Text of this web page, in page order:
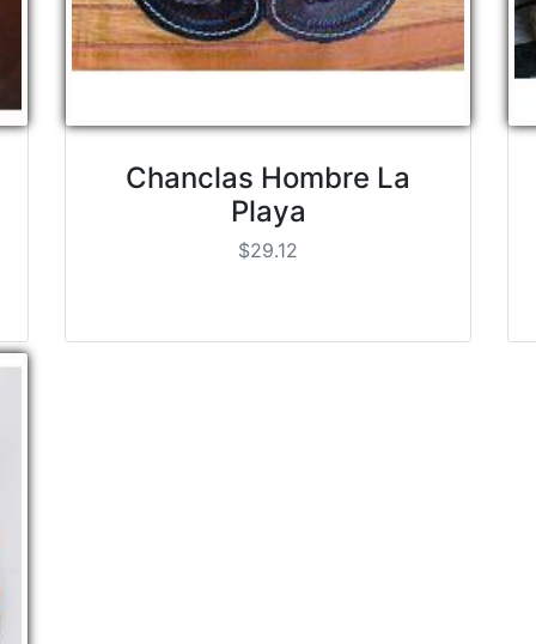
Chanclas Hombre La
Playa
$29.12